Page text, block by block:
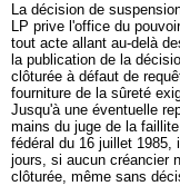
La décision de
LP prive l'office du
tout acte allant au-delà
la publication de la
clôturée à défaut de
fourniture de la sûreté
Jusqu'à une éventuelle
mains du juge de la
fédéral du 16 juillet 1985,
jours, si aucun créancier
clôturée, même sans